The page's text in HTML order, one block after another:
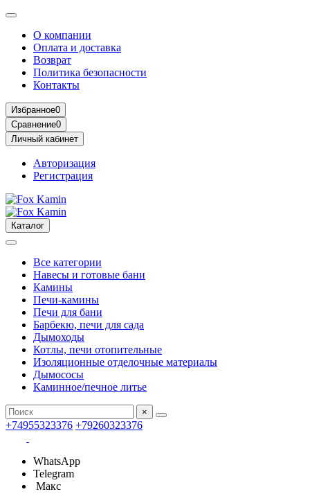
О компании
Оплата и доставка
Возврат
Политика безопасности
Контакты
Избранное0
Сравнение0
Личный кабинет
Авторизация
Регистрация
Каталог
Все категории
Навесы и готовые бани
Камины
Печи-камины
Печи для бани
Барбекю, печи для сада
Дымоходы
Котлы, печи отопительные
Изоляционные отделочные материалы
Дымососы
Каминное/печное литье
×
+74955323376 +79260323376
WhatsApp
Telegram
Макс